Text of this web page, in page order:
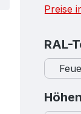
Preise
RAL-
Höhen